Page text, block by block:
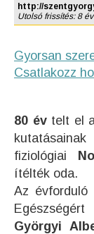
http://
Utolsó frissítés: 8 év
Gyorsan
Csatlakozz
80 évtelt el
fiziológiai
ítélték oda.
Az évforduló
Györgyi